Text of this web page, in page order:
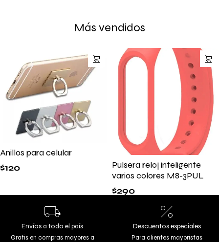
Más vendidos
Anillos para celular
$120
Pulsera reloj inteligente
varios colores M8-3PUL
$290
Envíos a todo el país
Gratis en compras mayores a
Descuentos especiales
Para clientes mayoristas